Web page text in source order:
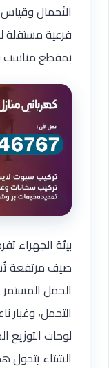
الأحمال وقياس
فرعية مستقلة
بمقطع مناسب
بيئة الجهراء
صيف مرتفعة
الحمل
التحمل،
لوحات التوزيع
الشتاء يتحول